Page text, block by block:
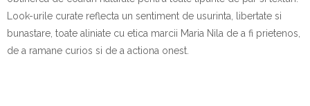
Look-urile curate reflecta un sentiment de usurinta, libertate si
bunastare, toate aliniate cu etica marcii Maria Nila de a fi prietenos,
de a ramane curios si de a actiona onest.